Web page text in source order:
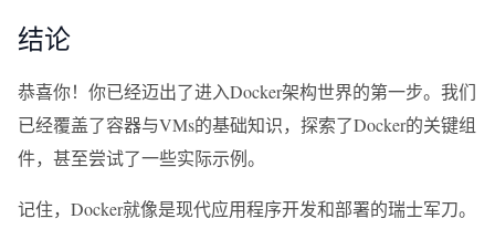
结论
恭喜你！你已经迈出了进入Docker架构世界的第一步。我们
已经覆盖了容器与VMs的基础知识，探索了Docker的关键组
件，甚至尝试了一些实际示例。
记住，Docker就像是现代应用程序开发和部署的瑞士军刀。